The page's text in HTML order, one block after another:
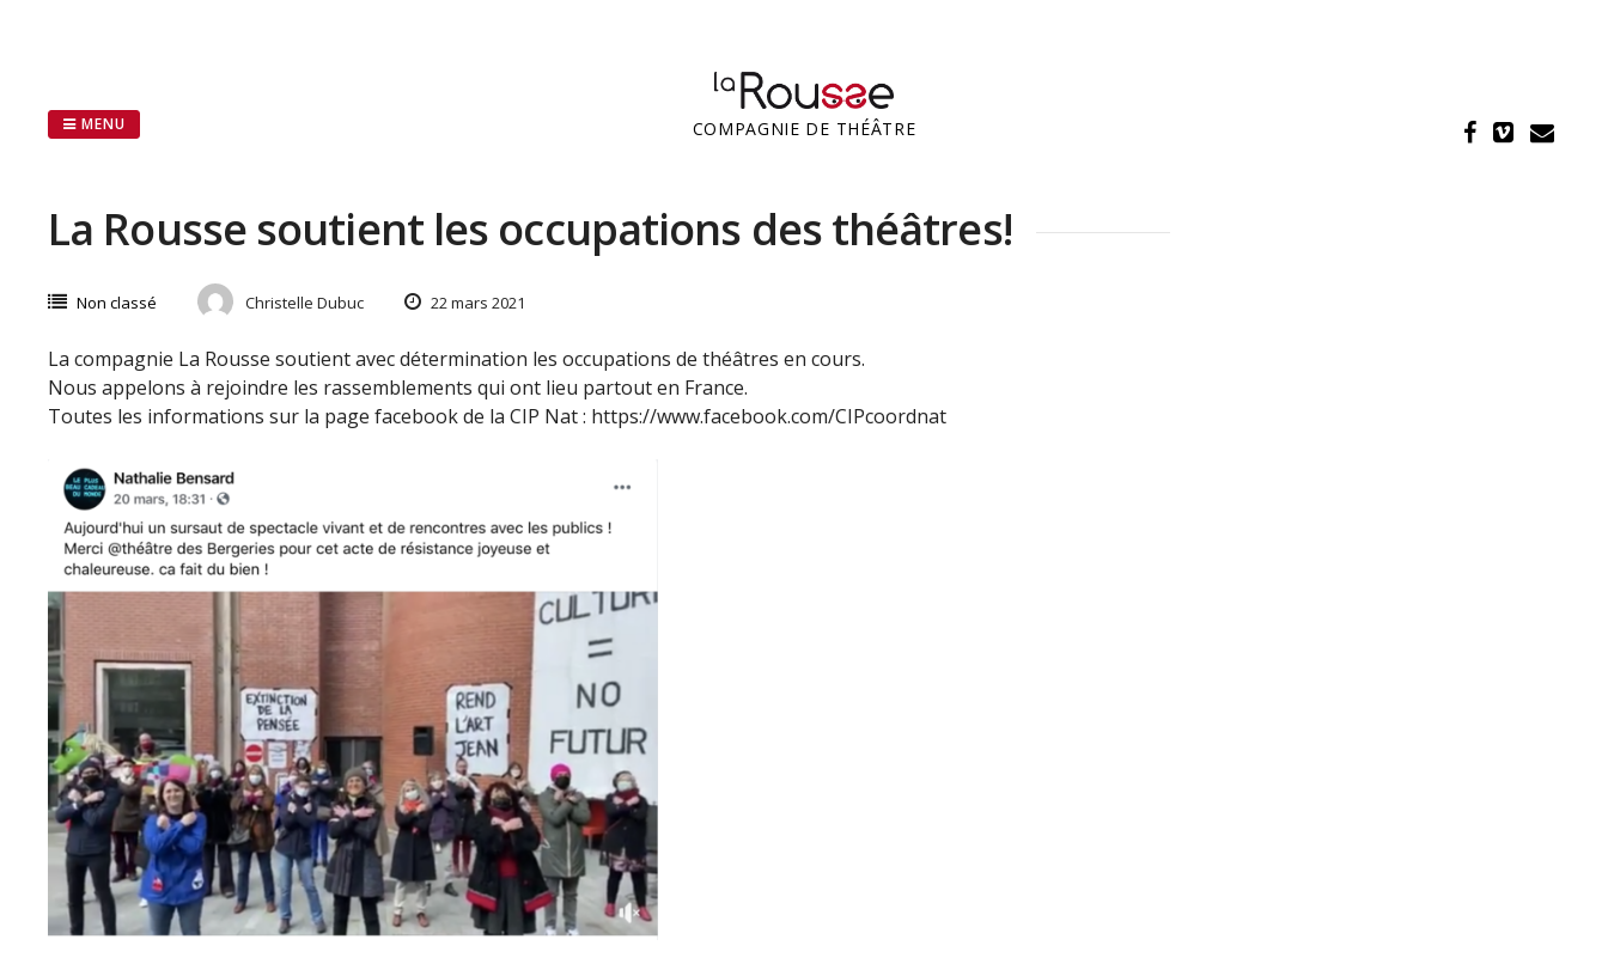
COMPAGNIE DE THÉÂTRE
MENU
La Rousse soutient les occupations des théâtres!
Non classé Christelle Dubuc 22 mars 2021
La compagnie La Rousse soutient avec détermination les occupations de théâtres en cours.
Nous appelons à rejoindre les rassemblements qui ont lieu partout en France.
Toutes les informations sur la page facebook de la CIP Nat : https://www.facebook.com/CIPcoordnat